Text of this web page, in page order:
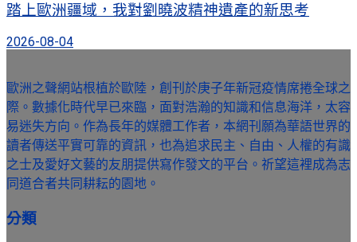
踏上歐洲疆域，我對劉曉波精神遺產的新思考
2026-08-04
歐洲之聲網站根植於歐陸，創刊於庚子年新冠疫情席捲全球之
際。數據化時代早已來臨，面對浩瀚的知識和信息海洋，太容
易迷失方向。作為長年的媒體工作者，本網刊願為華語世界的
讀者傳送平實可靠的資訊，也為追求民主、自由、人權的有識
之士及愛好文藝的友朋提供寫作發文的平台。祈望這裡成為志
同道合者共同耕耘的園地。
分類